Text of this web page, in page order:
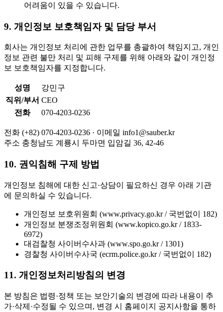
어려움이 있을 수 있습니다.
9. 개인정보 보호책임자 및 담당 부서
회사는 개인정보 처리에 관한 업무를 총괄하여 책임지고, 개인
정보 관련 불만 처리 및 피해 구제를 위해 아래와 같이 개인정
보 보호책임자를 지정합니다.
성명
강민구
직위/부서 CEO
전화
070-4203-0236
전화 (+82) 070-4203-0236 · 이메일 info1@sauber.kr
주소 충청남도 계룡시 두마면 입암길 36, 42-46
10. 권익침해 구제 방법
개인정보 침해에 대한 신고·상담이 필요하신 경우 아래 기관
에 문의하실 수 있습니다.
개인정보 보호위원회 (www.privacy.go.kr / 국번없이 182)
개인정보 분쟁조정위원회 (www.kopico.go.kr / 1833-
6972)
대검찰청 사이버수사과 (www.spo.go.kr / 1301)
경찰청 사이버수사국 (ecrm.police.go.kr / 국번없이 182)
11. 개인정보처리방침의 변경
본 방침은 법령·정책 또는 보안기술의 변경에 따라 내용이 추
가·삭제·수정될 수 있으며, 변경 시 홈페이지 공지사항을 통하